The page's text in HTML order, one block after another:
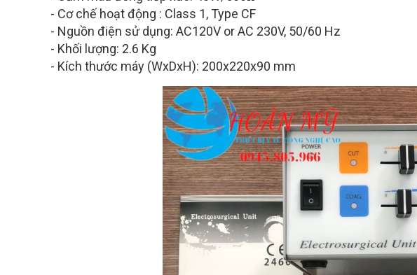
- Cơ chế hoạt động : Class 1, Type CF
- Nguồn điện sử dụng: AC120V or AC 230V, 50/60 Hz
- Khối lượng: 2.6 Kg
- Kích thước máy (WxDxH): 200x220x90 mm